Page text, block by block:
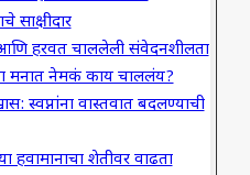
साक्षीदार
आणि हरवत चाललेली संवेदनशीलता
मनात नेमकं काय चाललंय?
स्वप्नांना वास्तवात बदलण्याची
हवामानाचा शेतीवर वाढता